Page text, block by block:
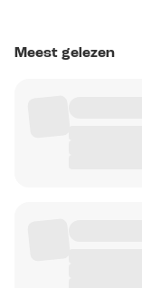
Meest gelezen